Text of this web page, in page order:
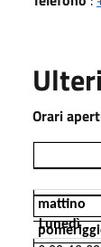
Orari
mattino
Lunedì